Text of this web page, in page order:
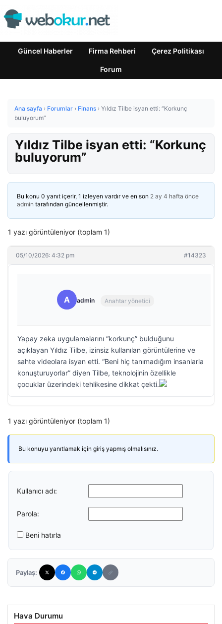
Güncel Haberler Firma Rehberi Çerez Politikası
Forum
Ana sayfa › Forumlar › Finans › Yıldız Tilbe isyan etti: “Korkunç
buluyorum”
Yıldız Tilbe isyan etti: “Korkunç
buluyorum”
Bu konu 0 yanıt içerir, 1 izleyen vardır ve en son 2 ay 4 hafta önce
admin tarafından güncellenmiştir.
1 yazı görüntüleniyor (toplam 1)
05/10/2026: 4:32 pm #14323
A admin Anahtar yönetici
Yapay zeka uygulamalarını “korkunç” bulduğunu
açıklayan Yıldız Tilbe, izinsiz kullanılan görüntülerine ve
sahte videolara isyan etti. “Beni hiç tanımadığım insanlarla
konuşturuyorlar” diyen Tilbe, teknolojinin özellikle
çocuklar üzerindeki tehlikesine dikkat çekti.
1 yazı görüntüleniyor (toplam 1)
Bu konuyu yanıtlamak için giriş yapmış olmalısınız.
Kullanıcı adı:
Parola:
Beni hatırla
Paylaş:
Hava Durumu